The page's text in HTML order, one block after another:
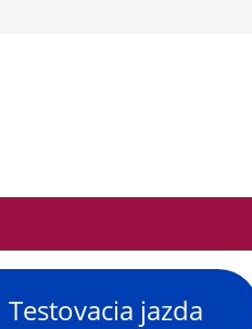
Testovacia jazda